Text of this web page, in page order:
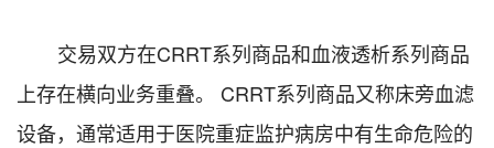
交易双方在CRRT系列商品和血液透析系列商品
上存在横向业务重叠。 CRRT系列商品又称床旁血滤
设备，通常适用于医院重症监护病房中有生命危险的